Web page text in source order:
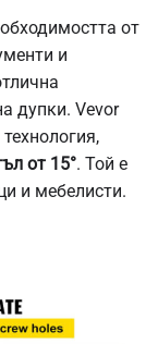
от
и
дупки. Vevor
от 15°. Той е
и мебелисти.